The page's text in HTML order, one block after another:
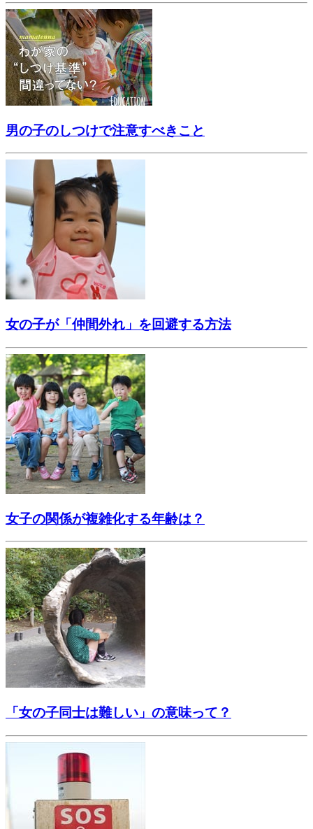
男の子のしつけで注意すべきこと
女の子が「仲間外れ」を回避する方法
女子の関係が複雑化する年齢は？
「女の子同士は難しい」の意味って？